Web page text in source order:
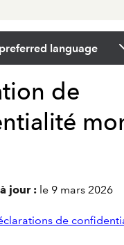
language
de
jour : le 9 mars 2026
de